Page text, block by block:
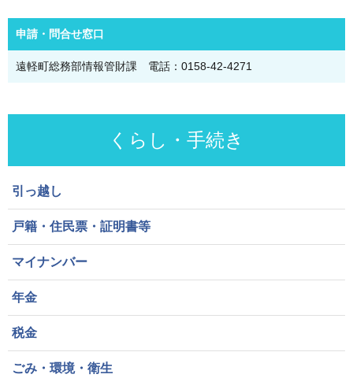
申請・問合せ窓口
遠軽町総務部情報管財課 電話：0158-42-4271
くらし・手続き
引っ越し
戸籍・住民票・証明書等
マイナンバー
年金
税金
ごみ・環境・衛生